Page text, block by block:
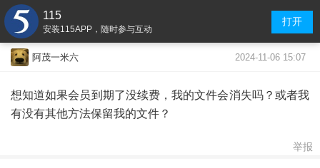
115
安装115APP，随时参与互动
打开
阿茂一米六 2024-11-06 15:07
想知道如果会员到期了没续费，我的文件会消失吗？或者我
有没有其他方法保留我的文件？
举报